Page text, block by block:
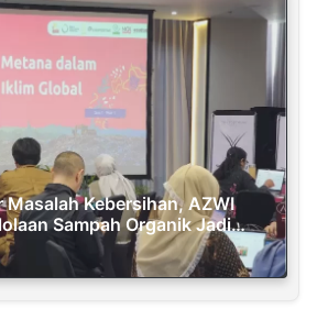
Masalah Kebersihan, AZWI
Sampah Organik Jadi